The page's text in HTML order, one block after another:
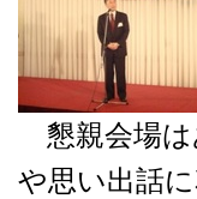
懇親会場は
や思い出話